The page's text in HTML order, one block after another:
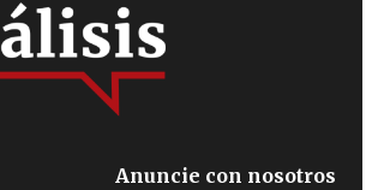
Anuncie con nosotros